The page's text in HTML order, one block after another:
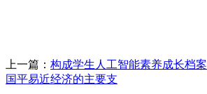
上一篇： 构成学生人工智能素养成长档案
国平易近经济的主要支